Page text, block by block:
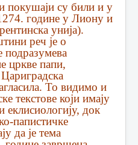
покушаји су били и у
године у Лиону и
унија).
реч је о
подразумева
цркве папи,
То видимо и
текстове који имају
еклисиологију, док
папистичке
да је тема